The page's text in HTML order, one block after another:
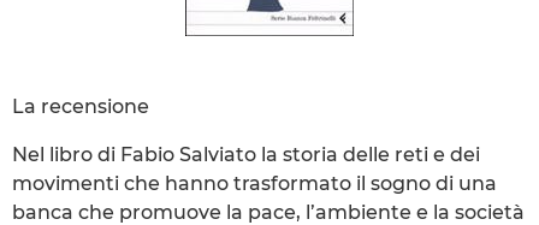
La recensione
Nel libro di Fabio Salviato la storia delle reti e dei
movimenti che hanno trasformato il sogno di una
banca che promuove la pace, l’ambiente e la società